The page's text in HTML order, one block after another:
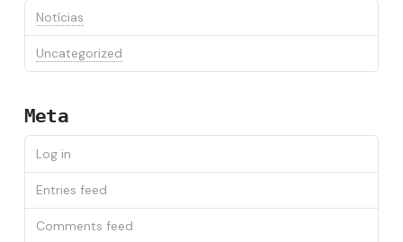
Notícias
Uncategorized
Meta
Log in
Entries feed
Comments feed